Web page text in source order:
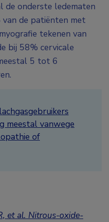
de onderste ledematen
van de patiënten met
tekenen van
bij 58% cervicale
5 tot 6
meestal vanwege
of
et al. Nitrous-oxide-